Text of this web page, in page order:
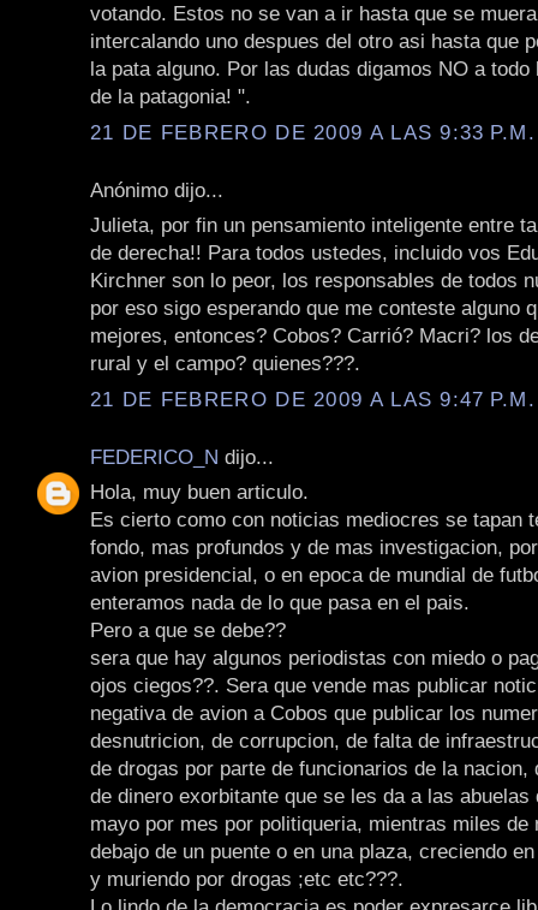
votando. Estos no se van a ir hasta que se
intercalando uno despues del otro asi hasta que
la pata alguno. Por las dudas digamos NO a todo
de la patagonia! ".
21 DE FEBRERO DE 2009 A LAS 9:33 P.M.
Anónimo dijo...
Julieta, por fin un pensamiento inteligente entre
de derecha!! Para todos ustedes, incluido vos
Kirchner son lo peor, los responsables de todos
por eso sigo esperando que me conteste alguno
mejores, entonces? Cobos? Carrió? Macri? los
rural y el campo? quienes???.
21 DE FEBRERO DE 2009 A LAS 9:47 P.M.
FEDERICO_N dijo...
Hola, muy buen articulo.
Es cierto como con noticias mediocres se tapan
fondo, mas profundos y de mas investigacion,
avion presidencial, o en epoca de mundial de
enteramos nada de lo que pasa en el pais.
Pero a que se debe??
sera que hay algunos periodistas con miedo o
ojos ciegos??. Sera que vende mas publicar
negativa de avion a Cobos que publicar los
desnutricion, de corrupcion, de falta de
de drogas por parte de funcionarios de la nacion,
de dinero exorbitante que se les da a las abuelas
mayo por mes por politiqueria, mientras miles de
debajo de un puente o en una plaza, creciendo
y muriendo por drogas ;etc etc???.